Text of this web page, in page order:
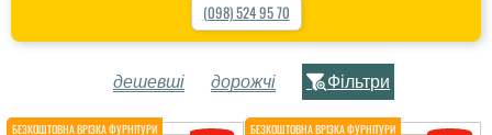
(098) 524 95 70
дешевші дорожчі Фільтри